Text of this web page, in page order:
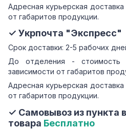
Адресная курьерская
от габаритов продукции.
✓ Укрпочта "Экспресс"
Срок доставки: 2-5 рабочих
До отделения -
зависимости от габаритов
Адресная курьерская
от габаритов продукции.
✓ Самовывоз из пункта
товара Бесплатно